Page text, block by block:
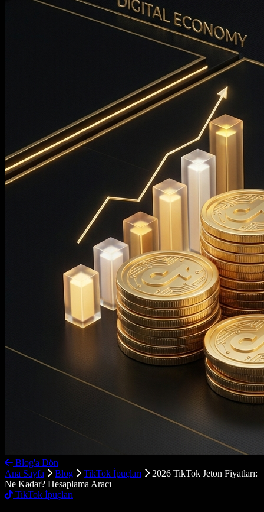
Blog'a Dön
Ana Sayfa
Blog TikTok İpuçları
2026 TikTok Jeton Fiyatları:
Ne Kadar? Hesaplama Aracı
TikTok İpuçları